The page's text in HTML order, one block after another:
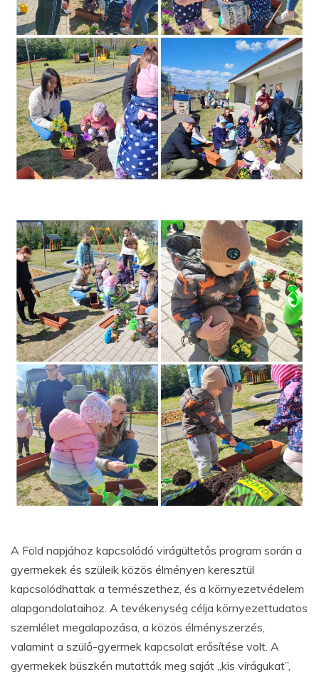
A Föld napjához kapcsolódó virágültetős program során a
gyermekek és szüleik közös élményen keresztül
kapcsolódhattak a természethez, és a környezetvédelem
alapgondolataihoz. A tevékenység célja környezettudatos
szemlélet megalapozása, a közös élményszerzés,
valamint a szülő-gyermek kapcsolat erősítése volt. A
gyermekek büszkén mutatták meg saját „kis virágukat”,